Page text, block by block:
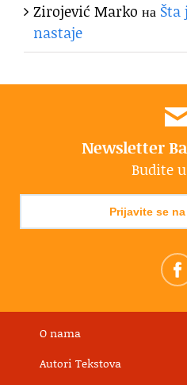
Zirojević Marko на Šta
nastaje
Newsletter
Budite
Prijavite se
O nama
Autori Tekstova